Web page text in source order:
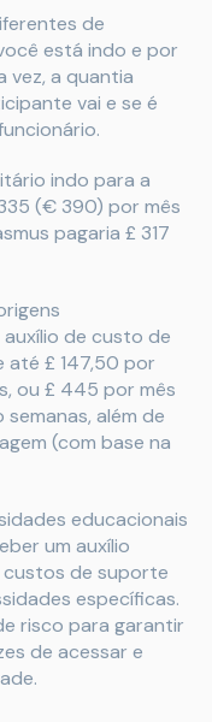
de
está indo e por
vez, a quantia
vai e se é
indo para a
(€ 390) por mês
pagaria £ 317
de custo de
até £ 147,50 por
ou £ 445 por mês
além de
(com base na
educacionais
um auxílio
de suporte
específicas.
risco para garantir
de acessar e